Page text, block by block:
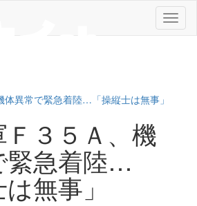
メ
ニ
異常で緊急着陸…「操縦士は無事」
３５Ａ、機
緊急着陸…
無事」